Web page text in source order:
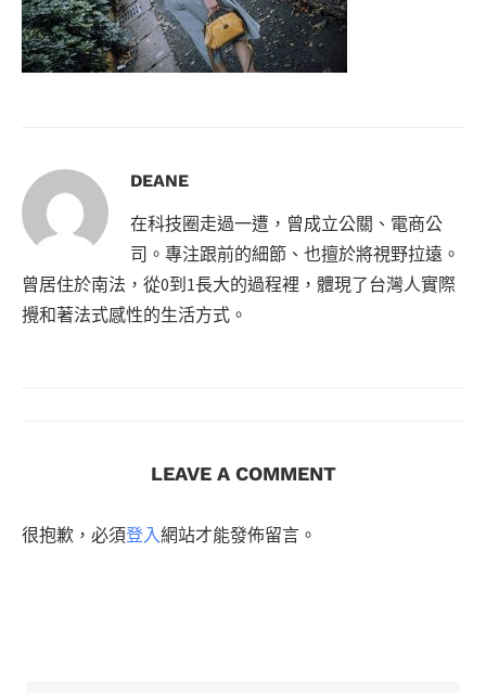
DEANE
在科技圈走過一遭，曾成立公關、電商公
司。專注跟前的細節、也擅於將視野拉遠。
曾居住於南法，從0到1長大的過程裡，體現了台灣人實際
攪和著法式感性的生活方式。
LEAVE A COMMENT
很抱歉，必須登入網站才能發佈留言。